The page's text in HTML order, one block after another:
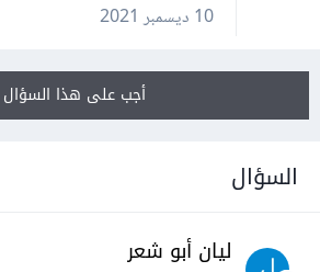
10 ديسمبر 2021
أجب على هذا السؤال
السؤال
ليان أبو شعر